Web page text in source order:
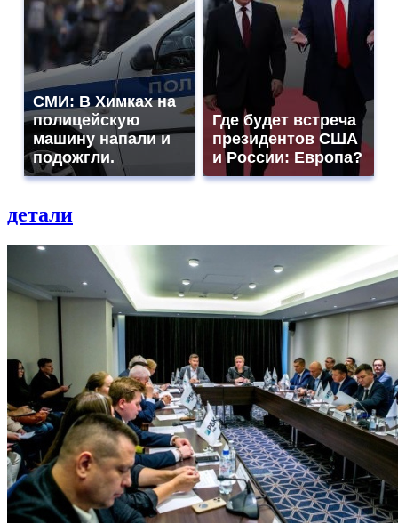
СМИ: В Химках на
полицейскую
машину напали и
подожгли.
Где будет встреча
президентов США
и России: Европа?
детали